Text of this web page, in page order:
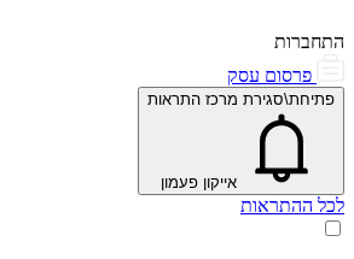
התחברות
פרסום עסק
פתיחת\סגירת מרכז התראות
אייקון פעמון
לכל ההתראות